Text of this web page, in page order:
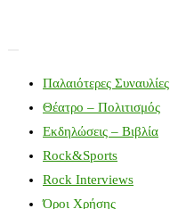
Παλαιότερες Συναυλίες
Θέατρο – Πολιτισμός
Εκδηλώσεις – Βιβλία
Rock&Sports
Rock Interviews
Όροι Χρήσης